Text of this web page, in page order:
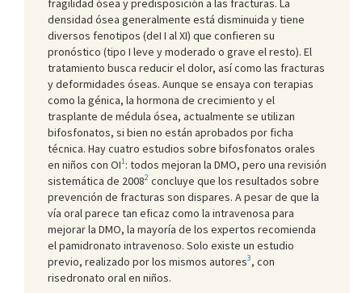
densidad ósea generalmente está disminuida y tiene
diversos fenotipos (deI I al XI) que confieren su
pronóstico (tipo I leve y moderado o grave el resto). El
tratamiento busca reducir el dolor, así como las fracturas
y deformidades óseas. Aunque se ensaya con terapias
como la génica, la hormona de crecimiento y el
trasplante de médula ósea, actualmente se utilizan
bifosfonatos, si bien no están aprobados por ficha
técnica. Hay cuatro estudios sobre bifosfonatos orales
en niños con OI1: todos mejoran la DMO, pero una revisión
sistemática de 20082 concluye que los resultados sobre
prevención de fracturas son dispares. A pesar de que la
vía oral parece tan eficaz como la intravenosa para
mejorar la DMO, la mayoría de los expertos recomienda
el pamidronato intravenoso. Solo existe un estudio
previo, realizado por los mismos autores3, con
risedronato oral en niños.